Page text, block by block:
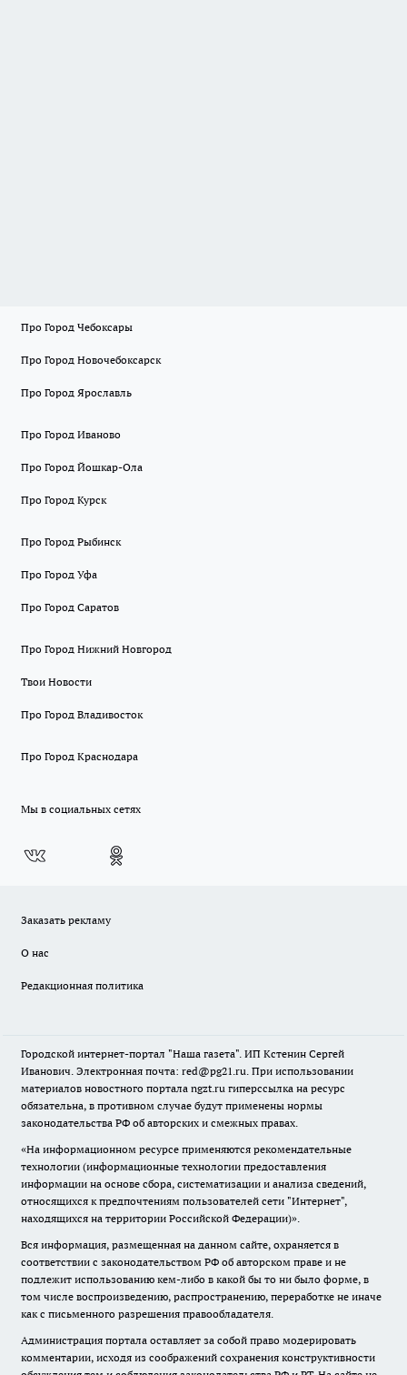
Про Город Чебоксары
Про Город Новочебоксарск
Про Город Ярославль
Про Город Иваново
Про Город Йошкар-Ола
Про Город Курск
Про Город Рыбинск
Про Город Уфа
Про Город Саратов
Про Город Нижний Новгород
Твои Новости
Про Город Владивосток
Про Город Краснодара
Мы в социальных сетях
Заказать рекламу
О нас
Редакционная политика
Городской интернет-портал "Наша газета". ИП Кстенин Сергей
Иванович. Электронная почта: red@pg21.ru. При использовании
материалов новостного портала ngzt.ru гиперссылка на ресурс
обязательна, в противном случае будут применены нормы
законодательства РФ об авторских и смежных правах.
«На информационном ресурсе применяются рекомендательные
технологии (информационные технологии предоставления
информации на основе сбора, систематизации и анализа сведений,
относящихся к предпочтениям пользователей сети "Интернет",
находящихся на территории Российской Федерации)».
Вся информация, размещенная на данном сайте, охраняется в
соответствии с законодательством РФ об авторском праве и не
подлежит использованию кем-либо в какой бы то ни было форме, в
том числе воспроизведению, распространению, переработке не иначе
как с письменного разрешения правообладателя.
Администрация портала оставляет за собой право модерировать
комментарии, исходя из соображений сохранения конструктивности